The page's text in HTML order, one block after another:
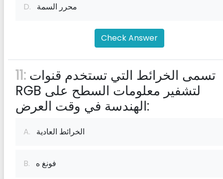
D. محرر السمة
Check Answer
11:
RGB لتشفير معلومات السطح على
الهندسة في وقت العرض:
A. الخرائط العادية
B. فونغ ه